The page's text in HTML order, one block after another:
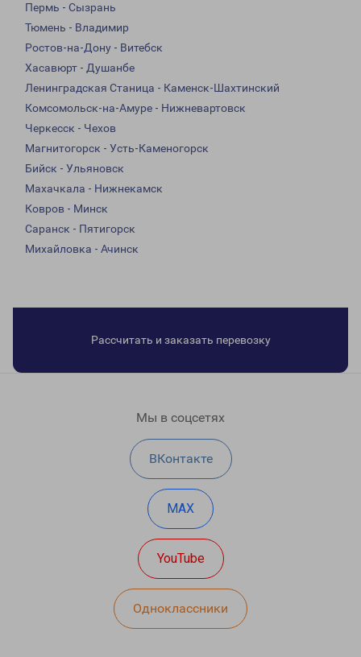
Пермь - Сызрань
Тюмень - Владимир
Ростов-на-Дону - Витебск
Хасавюрт - Душанбе
Ленинградская Станица - Каменск-Шахтинский
Комсомольск-на-Амуре - Нижневартовск
Черкесск - Чехов
Магнитогорск - Усть-Каменогорск
Бийск - Ульяновск
Махачкала - Нижнекамск
Ковров - Минск
Саранск - Пятигорск
Михайловка - Ачинск
Рассчитать и заказать перевозку
Мы в соцсетях
ВКонтакте
MAX
YouTube
Одноклассники